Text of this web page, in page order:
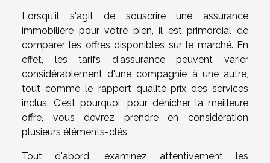
Lorsqu'il s'agit de souscrire une assurance
immobilière pour votre bien, il est primordial de
comparer les offres disponibles sur le marché. En
effet, les tarifs d'assurance peuvent varier
considérablement d'une compagnie à une autre,
tout comme le rapport qualité-prix des services
inclus. C'est pourquoi, pour dénicher la meilleure
offre, vous devrez prendre en considération
plusieurs éléments-clés.
Tout d'abord, examinez attentivement les